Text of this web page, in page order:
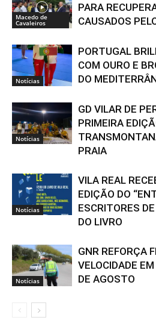
Macedo de
Cavaleiros
PARA
CAUSADOS
Notícias
PORTUGAL
COM OURO E
DO
Notícias
GD VILAR DE
PRIMEIRA
PRAIA
Notícias
VILA REAL
EDIÇÃO DO
ESCRITORES
DO LIVRO
Notícias
GNR REFORÇA
VELOCIDADE
DE AGOSTO